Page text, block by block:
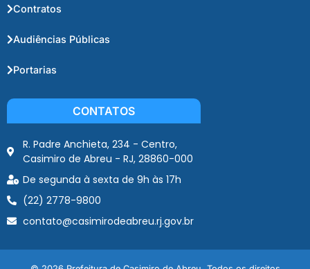
Contratos
Audiências Públicas
Portarias
CONTATOS
R. Padre Anchieta, 234 - Centro,
Casimiro de Abreu - RJ, 28860-000
De segunda à sexta de 9h às 17h
(22) 2778-9800
contato@casimirodeabreu.rj.gov.br